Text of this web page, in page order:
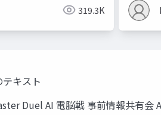
319.3K
キスト
Duel AI 電脳戦 事前情報共有会